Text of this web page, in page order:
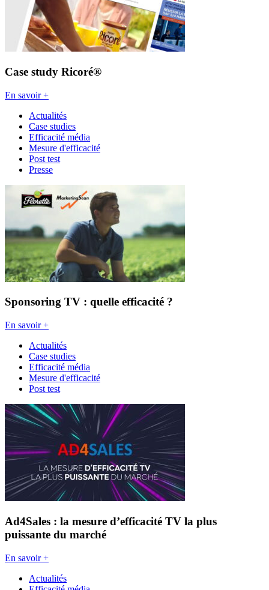
Case study Ricoré®
En savoir +
Actualités
Case studies
Efficacité média
Mesure d'efficacité
Post test
Presse
Sponsoring TV : quelle efficacité ?
En savoir +
Actualités
Case studies
Efficacité média
Mesure d'efficacité
Post test
Ad4Sales : la mesure d’efficacité TV la plus
puissante du marché
En savoir +
Actualités